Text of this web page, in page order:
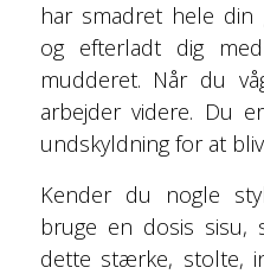
har smadret hele
og efterladt dig
mudderet. Når du
arbejder videre. Du
undskyldning for at
Kender du nogle
bruge en dosis sisu,
dette stærke, stolte,